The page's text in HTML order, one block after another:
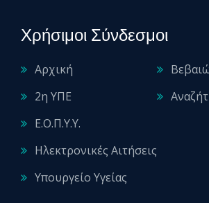
Χρήσιμοι Σύνδεσμοι
Αρχική
2η ΥΠΕ
Ε.Ο.Π.Υ.Υ.
Ηλεκτρονικές Αιτήσεις
Υπουργείο Υγείας